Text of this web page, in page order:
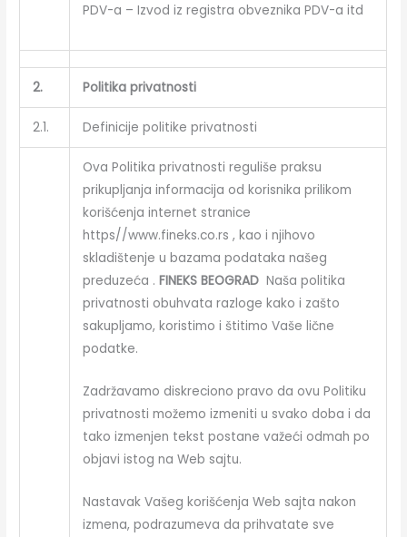
PDV-a – Izvod iz registra obveznika PDV-a itd
2. Politika privatnosti
2.1. Definicije politike privatnosti
Ova Politika privatnosti reguliše praksu
prikupljanja informacija od korisnika prilikom
korišćenja internet stranice
https//www.fineks.co.rs , kao i njihovo
skladištenje u bazama podataka našeg
preduzeća . FINEKS BEOGRADNaša politika
privatnosti obuhvata razloge kako i zašto
sakupljamo, koristimo i štitimo Vaše lične
podatke.
Zadržavamo diskreciono pravo da ovu Politiku
privatnosti možemo izmeniti u svako doba i da
tako izmenjen tekst postane važeći odmah po
objavi istog na Web sajtu.
Nastavak Vašeg korišćenja Web sajta nakon
izmena, podrazumeva da prihvatate sve